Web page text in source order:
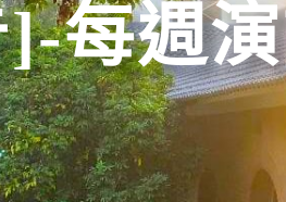
每週